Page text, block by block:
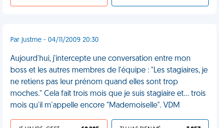
Par justme - 04/11/2009 20:30
Aujourd'hui, j'intercepte une conversation entre mon
boss et les autres membres de l'équipe : "Les stagiaires, je
ne retiens pas leur prénom quand elles sont trop
moches." Cela fait trois mois que je suis stagiaire et... trois
mois qu'il m'appelle encore "Mademoiselle". VDM